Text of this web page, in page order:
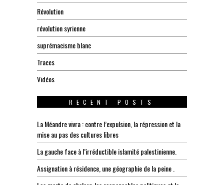
Révolution
révolution syrienne
suprémacisme blanc
Traces
Vidéos
RECENT POSTS
La Méandre vivra : contre l’expulsion, la répression et la
mise au pas des cultures libres
La gauche face à l’irréductible islamité palestinienne.
Assignation à résidence, une géographie de la peine .